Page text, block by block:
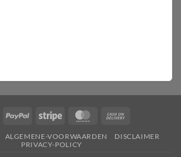
Visa PayPal Stripe MasterCard
Delivery
ALGEMENE-VOORWAARDEN
DISCLAIMER
PRIVACY-POLICY